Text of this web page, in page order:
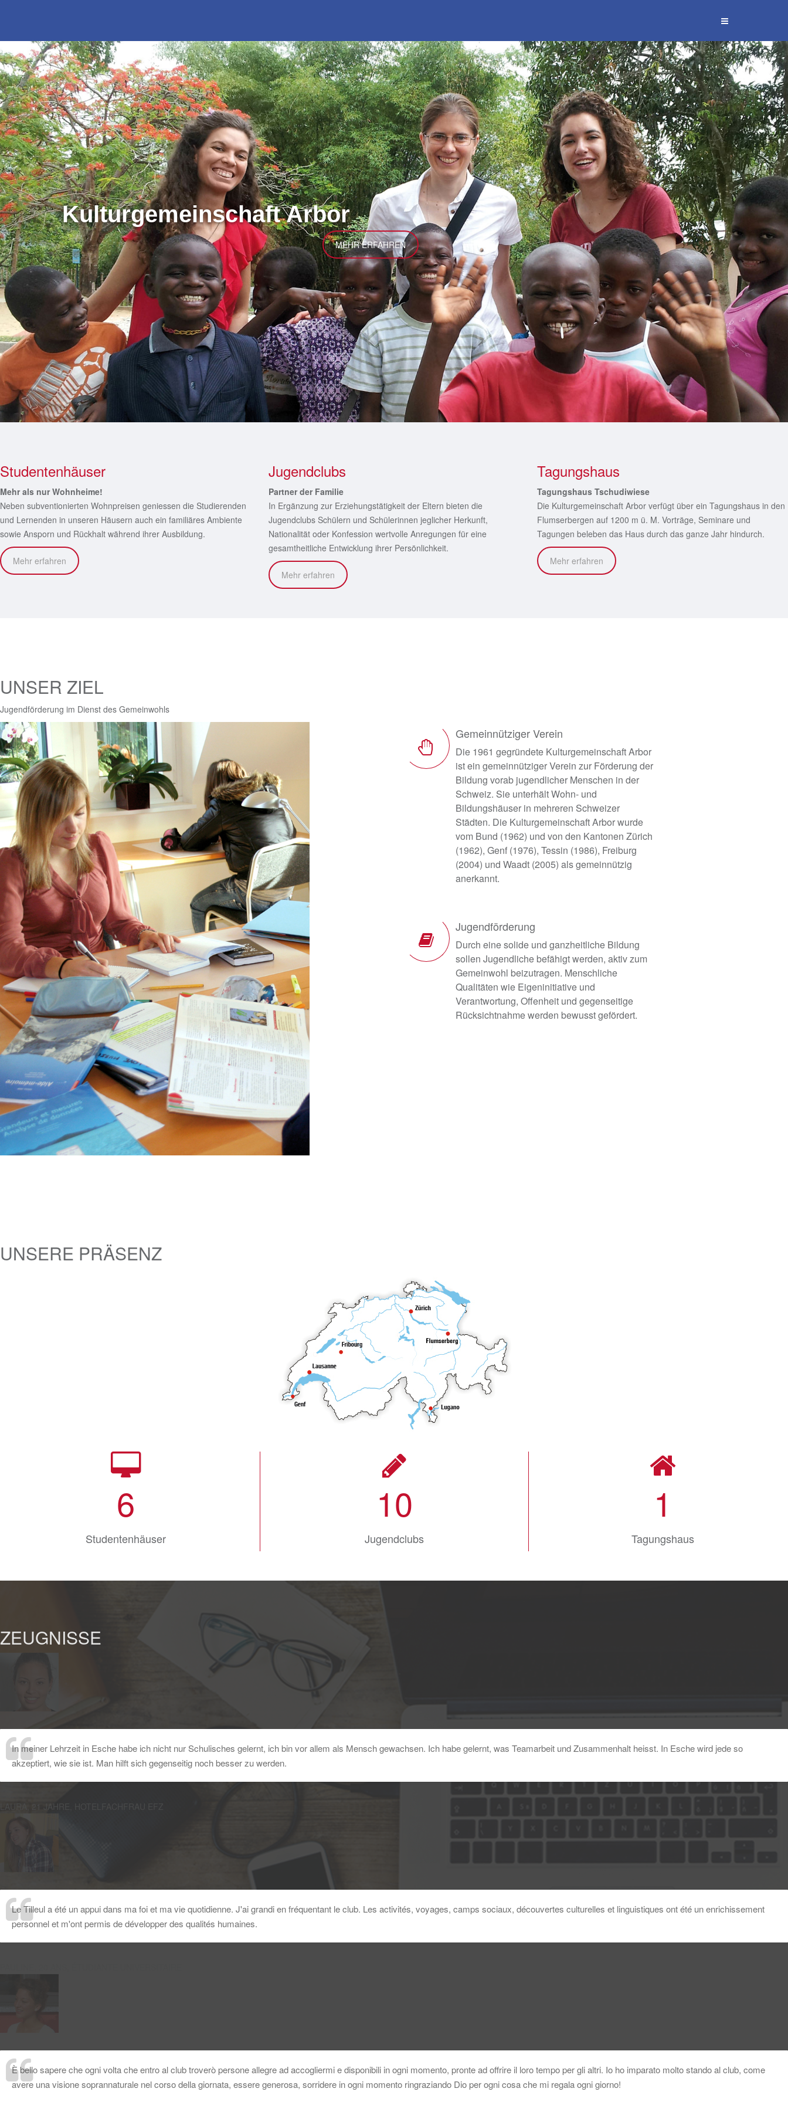
Kulturgemeinschaft Arbor
MEHR ERFAHREN
Studentenhäuser
Mehr als nur Wohnheime!
Neben subventionierten Wohnpreisen geniessen die Studierenden
und Lernenden in unseren Häusern auch ein familiäres Ambiente
sowie Ansporn und Rückhalt während ihrer Ausbildung.
Mehr erfahren
Jugendclubs
Partner der Familie
In Ergänzung zur Erziehungstätigkeit der Eltern bieten die
Jugendclubs Schülern und Schülerinnen jeglicher Herkunft,
Nationalität oder Konfession wertvolle Anregungen für eine
gesamtheitliche Entwicklung ihrer Persönlichkeit.
Mehr erfahren
Tagungshaus
Tagungshaus Tschudiwiese
Die Kulturgemeinschaft Arbor verfügt über ein Tagungshaus in den
Flumserbergen auf 1200 m ü. M. Vorträge, Seminare und
Tagungen beleben das Haus durch das ganze Jahr hindurch.
Mehr erfahren
UNSER ZIEL
Jugendförderung im Dienst des Gemeinwohls
Gemeinnütziger Verein
Die 1961 gegründete Kulturgemeinschaft Arbor
ist ein gemeinnütziger Verein zur Förderung der
Bildung vorab jugendlicher Menschen in der
Schweiz. Sie unterhält Wohn- und
Bildungshäuser in mehreren Schweizer
Städten. Die Kulturgemeinschaft Arbor wurde
vom Bund (1962) und von den Kantonen Zürich
(1962), Genf (1976), Tessin (1986), Freiburg
(2004) und Waadt (2005) als gemeinnützig
anerkannt.
Jugendförderung
Durch eine solide und ganzheitliche Bildung
sollen Jugendliche befähigt werden, aktiv zum
Gemeinwohl beizutragen. Menschliche
Qualitäten wie Eigeninitiative und
Verantwortung, Offenheit und gegenseitige
Rücksichtnahme werden bewusst gefördert.
UNSERE PRÄSENZ
6
Studentenhäuser
10
Jugendclubs
1
Tagungshaus
ZEUGNISSE
In meiner Lehrzeit in Esche habe ich nicht nur Schulisches gelernt, ich bin vor allem als Mensch gewachsen. Ich habe gelernt, was Teamarbeit und Zusammenhalt heisst. In Esche wird jede so
akzeptiert, wie sie ist. Man hilft sich gegenseitig noch besser zu werden.
Le Tilleul a été un appui dans ma foi et ma vie quotidienne. J'ai grandi en fréquentant le club. Les activités, voyages, camps sociaux, découvertes culturelles et linguistiques ont été un enrichissement
personnel et m'ont permis de développer des qualités humaines.
È bello sapere che ogni volta che entro al club troverò persone allegre ad accogliermi e disponibili in ogni momento, pronte ad offrire il loro tempo per gli altri. Io ho im­parato molto stando al club, come
avere una visione soprannaturale nel corso della giornata, essere ge­nerosa, sorridere in ogni momento ringraziando Dio per ogni cosa che mi regala ogni giorno!